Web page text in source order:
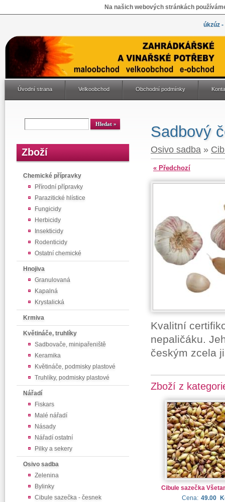
Na našich webových stránkách
úkzúz
Úvodní strana Velkoobchod Obchodní podmínky
Zboží
Chemické přípravky
Přírodní přípravky
Parazitické hlístice
Fungicidy
Herbicidy
Insekticidy
Rodenticidy
Ostatní chemické
Hnojiva
Granulovaná
Kapalná
Krystalická
Krmiva
Květináče, truhlíky
Sadbovače, minipařeniště
Keramika
Květináče, podmisky plastové
Truhlíky, podmisky plastové
Nářadí
Fiskars
Malé nářadí
Násady
Nářadí ostatní
Pilky a sekery
Osivo sadba
Zelenina
Bylinky
Cibule sazečka - česnek
Sadbový
Osivo sadba »
« Předchozí
Kvalitní
nepaličáku.
českým zcela
Zboží z
Cibule sazečka
Cena: 49.00